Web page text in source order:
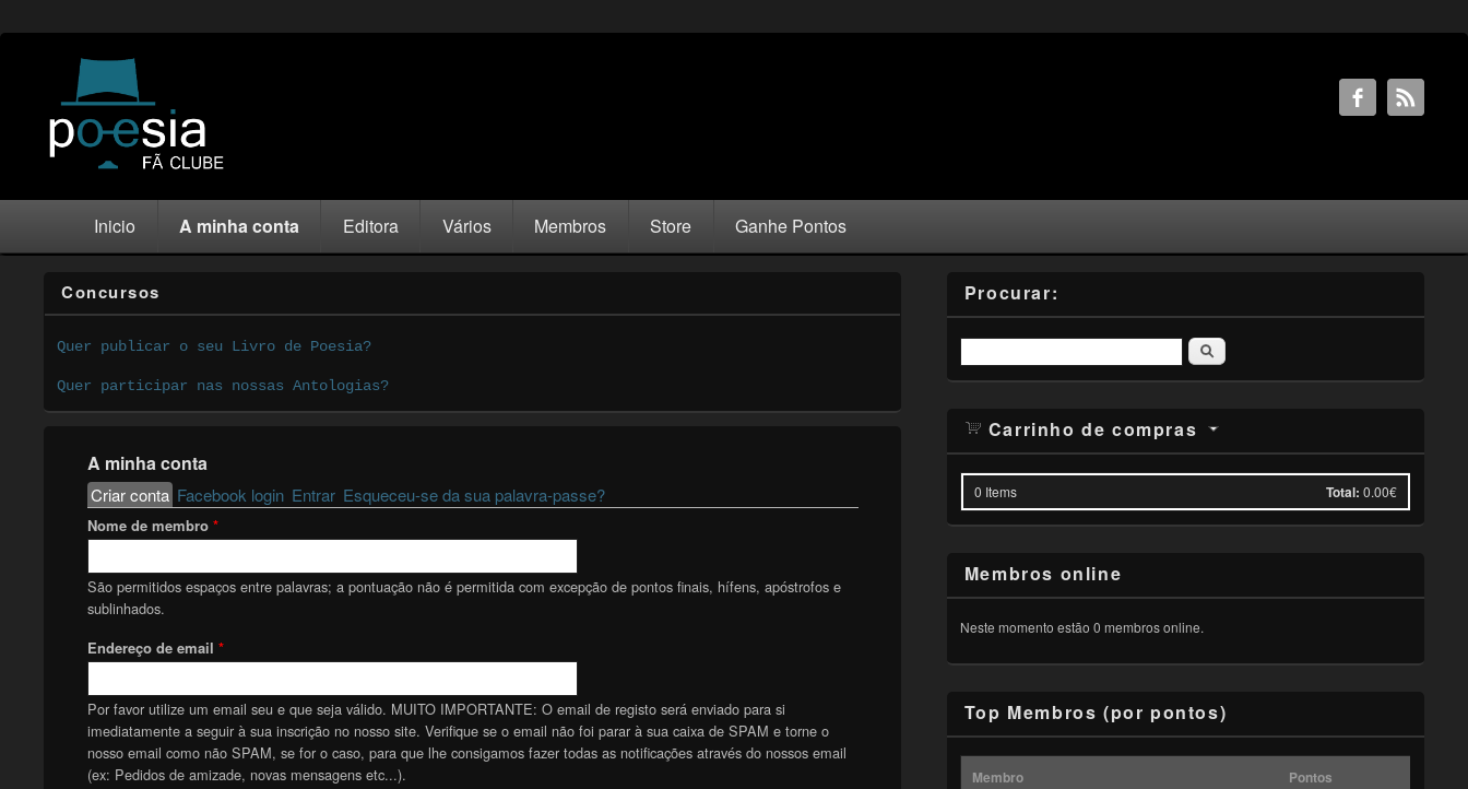
Inicio A minha conta Editora Vários Membros Store Ganhe Pontos
Concursos
Quer publicar o seu Livro de Poesia?
Quer participar nas nossas Antologias?
A minha conta
Primary tabs
Criar conta(active tab)
Facebook login Entrar Esqueceu-se da sua palavra-passe?
Nome de membro *
São permitidos espaços entre palavras; a pontuação não é permitida com excepção de pontos finais, hífens, apóstrofos e
sublinhados.
Endereço de email *
Por favor utilize um email seu e que seja válido. MUITO IMPORTANTE: O email de registo será enviado para si
imediatamente a seguir à sua inscrição no nosso site. Verifique se o email não foi parar à sua caixa de SPAM e torne o
nosso email como não SPAM, se for o caso, para que lhe consigamos fazer todas as notificações através do nossos email
(ex: Pedidos de amizade, novas mensagens etc...).
Procurar:
Pesquisar
Carrinho de compras
0 Items Total: 0.00€
Membros online
Neste momento estão 0 membros online.
Top Membros (por pontos)
Membro Pontos